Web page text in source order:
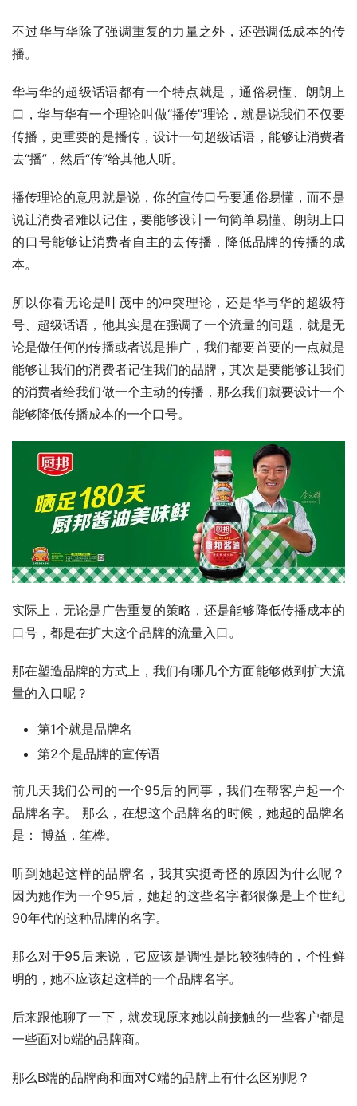
不过华与华除了强调重复的力量之外，还强调低成本的传
播。
华与华的超级话语都有一个特点就是，通俗易懂、朗朗上
口，华与华有一个理论叫做“播传”理论，就是说我们不仅要
传播，更重要的是播传，设计一句超级话语，能够让消费者
去“播”，然后“传”给其他人听。
播传理论的意思就是说，你的宣传口号要通俗易懂，而不是
说让消费者难以记住，要能够设计一句简单易懂、朗朗上口
的口号能够让消费者自主的去传播，降低品牌的传播的成
本。
所以你看无论是叶茂中的冲突理论，还是华与华的超级符
号、超级话语，他其实是在强调了一个流量的问题，就是无
论是做任何的传播或者说是推广，我们都要首要的一点就是
能够让我们的消费者记住我们的品牌，其次是要能够让我们
的消费者给我们做一个主动的传播，那么我们就要设计一个
能够降低传播成本的一个口号。
实际上，无论是广告重复的策略，还是能够降低传播成本的
口号，都是在扩大这个品牌的流量入口。
那在塑造品牌的方式上，我们有哪几个方面能够做到扩大流
量的入口呢？
第1个就是品牌名
第2个是品牌的宣传语
前几天我们公司的一个95后的同事，我们在帮客户起一个
品牌名字。 那么，在想这个品牌名的时候，她起的品牌名
是： 博益，笙桦。
听到她起这样的品牌名，我其实挺奇怪的原因为什么呢？
因为她作为一个95后，她起的这些名字都很像是上个世纪
90年代的这种品牌的名字。
那么对于95后来说，它应该是调性是比较独特的，个性鲜
明的，她不应该起这样的一个品牌名字。
后来跟他聊了一下，就发现原来她以前接触的一些客户都是
一些面对b端的品牌商。
那么B端的品牌商和面对C端的品牌上有什么区别呢？